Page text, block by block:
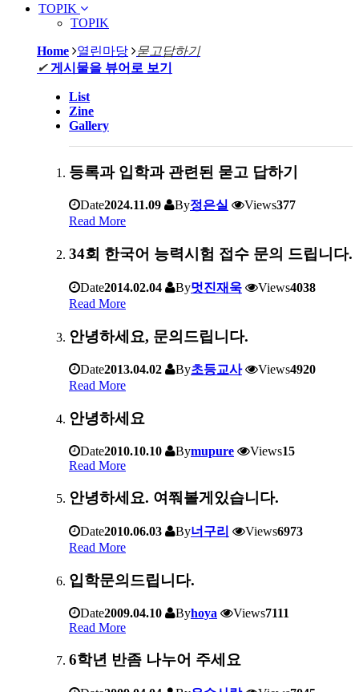
TOPIK
TOPIK
Home 열린마당
묻고답하기
✔ 게시물을 뷰어로 보기
List
Zine
Gallery
등록과 입학과 관련된 묻고 답하기
Date2024.11.09 By정은실 Views377
Read More
34회 한국어 능력시험 접수 문의 드립니다.
Date2014.02.04 By멋진재욱 Views4038
Read More
안녕하세요, 문의드립니다.
Date2013.04.02 By초등교사 Views4920
Read More
안녕하세요
Date2010.10.10 Bymupure Views15
Read More
안녕하세요. 여쭤볼게있습니다.
Date2010.06.03 By너구리 Views6973
Read More
입학문의드립니다.
Date2009.04.10 Byhoya Views7111
Read More
6학년 반좀 나누어 주세요